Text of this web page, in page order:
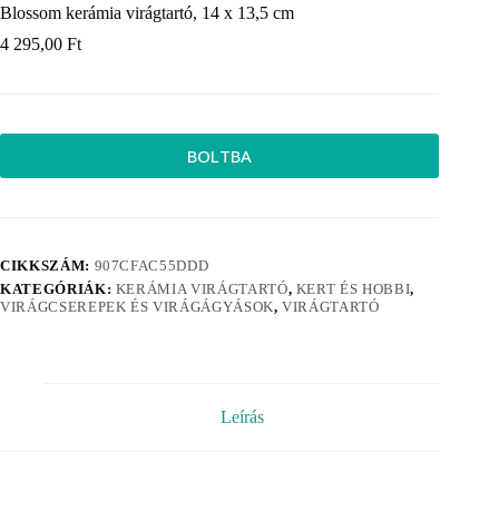
Blossom kerámia virágtartó, 14 x 13,5 cm
4 295,00 Ft
BOLTBA
CIKKSZÁM: 907CFAC55DDD
KATEGÓRIÁK: KERÁMIA VIRÁGTARTÓ, KERT ÉS HOBBI,
VIRÁGCSEREPEK ÉS VIRÁGÁGYÁSOK,VIRÁGTARTÓ
Leírás